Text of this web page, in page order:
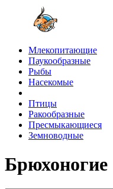
Млекопитающие
Паукообразные
Рыбы
Насекомые
Птицы
Ракообразные
Пресмыкающиеся
Земноводные
Брюхоногие